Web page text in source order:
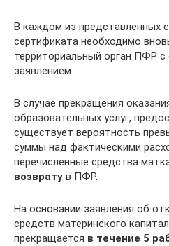
В каждом из представленных
сертификата необходимо
территориальный орган ПФР
заявлением.
В случае прекращения
образовательных услуг,
существует вероятность
суммы над фактическими
перечисленные средства
возврату в ПФР.
На основании заявления об
средств материнского
прекращается в течение 5